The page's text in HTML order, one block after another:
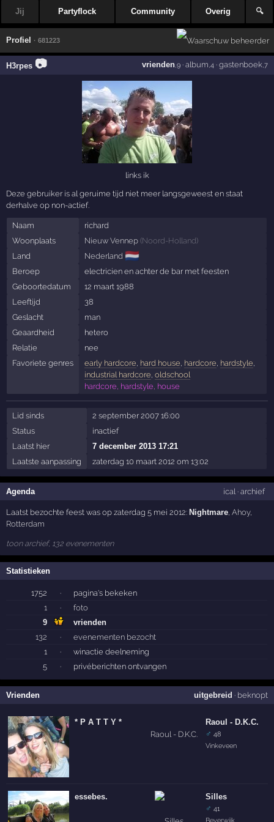
Jij Partyflock Community Overig 🔍
Profiel · 681223
H3rpes 📷 vrienden,9· album ,4· gastenboek,7
links ik
Deze gebruiker is al geruime tijd niet meer langsgeweest en staat
derhalve op non-actief.
Naam
richard
Woonplaats
Nieuw Vennep (Noord-Holland)
Land
Nederland 🇳🇱
Beroep
electricien en achter de bar met feesten
Geboortedatum
12 maart 1988
Leeftijd
38
Geslacht
man
Geaardheid
hetero
Relatie
nee
Favoriete genres
early hardcore hard house hardcore hardstyle
industrial hardcore oldschool
hardcore, hardstyle, house
Lid sinds
2 september 2007 16:00
Status
inactief
Laatst hier
7 december 2013 17:21
Laatste aanpassing
zaterdag 10 maart 2012 om 13:02
Agenda ical · archief
Laatst bezochte feest was op zaterdag 5 mei 2012: Nightmare,Ahoy,
Rotterdam
toon archief, 132 evenementen
Statistieken
1752 ·
pagina's bekeken
1
·
foto
9
vrienden
132
·
evenementen bezocht
1
·
winactie deelneming
5
· privéberichten ontvangen
Vrienden uitgebreid · beknopt
* P A T T Y *
essebes.
Raoul - D.K.C.
♂ 48
Vinkeveen
Silles
♂ 41
Beverwijk